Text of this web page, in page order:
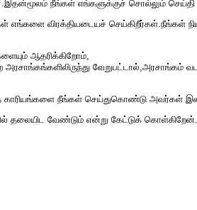
நீங்கள் எங்களுக்குச் சொல்லும்
எங்களை விரக்தியடையச் செய்கிறீர்கள்.​​நீங்கள்
ஆதரிக்கிறோம்,
வேறுபட்டால்,அரசாங்கம்
நீங்கள் செய்துகொண்டு அவர்கள்
தலையிட வேண்டும் என்று கேட்டுக்